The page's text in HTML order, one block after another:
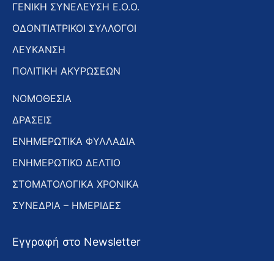
ΓΕΝΙΚΗ ΣΥΝΕΛΕΥΣΗ Ε.Ο.Ο.
ΟΔΟΝΤΙΑΤΡΙΚΟΙ ΣΥΛΛΟΓΟΙ
ΛΕΥΚΑΝΣΗ
ΠΟΛΙΤΙΚΗ ΑΚΥΡΩΣΕΩΝ
ΝΟΜΟΘΕΣΙΑ
ΔΡΑΣΕΙΣ
ΕΝΗΜΕΡΩΤΙΚΑ ΦΥΛΛΑΔΙΑ
ΕΝΗΜΕΡΩΤΙΚΟ ΔΕΛΤΙΟ
ΣΤΟΜΑΤΟΛΟΓΙΚΑ ΧΡΟΝΙΚΑ
ΣΥΝΕΔΡΙΑ – ΗΜΕΡΙΔΕΣ
Εγγραφή στο Newsletter